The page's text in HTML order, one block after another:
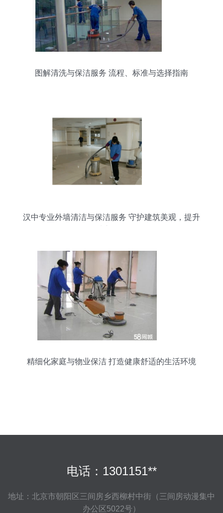
图解清洗与保洁服务 流程、标准与选择指南
汉中专业外墙清洁与保洁服务 守护建筑美观，提升
精细化家庭与物业保洁 打造健康舒适的生活环境
电话：1301151**
地址：北京市朝阳区三间房乡西柳村中街（三间房动漫集中
办公区5022号）